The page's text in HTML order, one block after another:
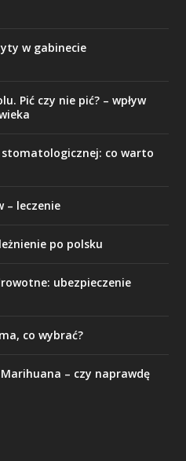
w gabinecie
Pić czy nie pić? – wpływ
co warto
– leczenie
po polsku
ubezpieczenie
co wybrać?
– czy naprawdę